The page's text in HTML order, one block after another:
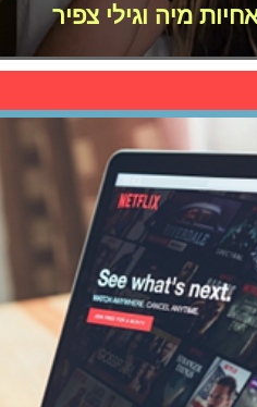
מיה וגילי צפיר